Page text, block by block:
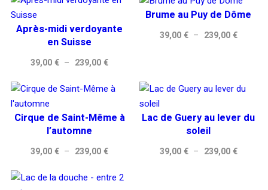
Après-midi verdoyante
en Suisse
39,00 € – 239,00 €Plage
prix :
à
Brume au Puy de Dôme
39,00 € – 239,00 €Plage
à
Cirque de Saint-Même à
l’automne
39,00 € – 239,00 €Plage
prix :
Lac de Guery au lever du
soleil
39,00 € – 239,00 €Plage